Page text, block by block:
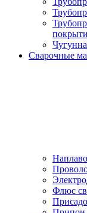
Сварочные
Флюс